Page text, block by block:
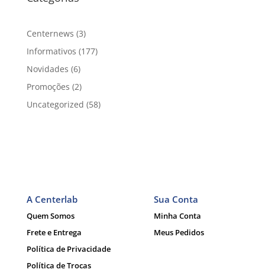
Centernews (3)
Informativos (177)
Novidades (6)
Promoções (2)
Uncategorized (58)
A Centerlab
Quem Somos
Frete e Entrega
Política de Privacidade
Política de Trocas
Sua Conta
Minha Conta
Meus Pedidos